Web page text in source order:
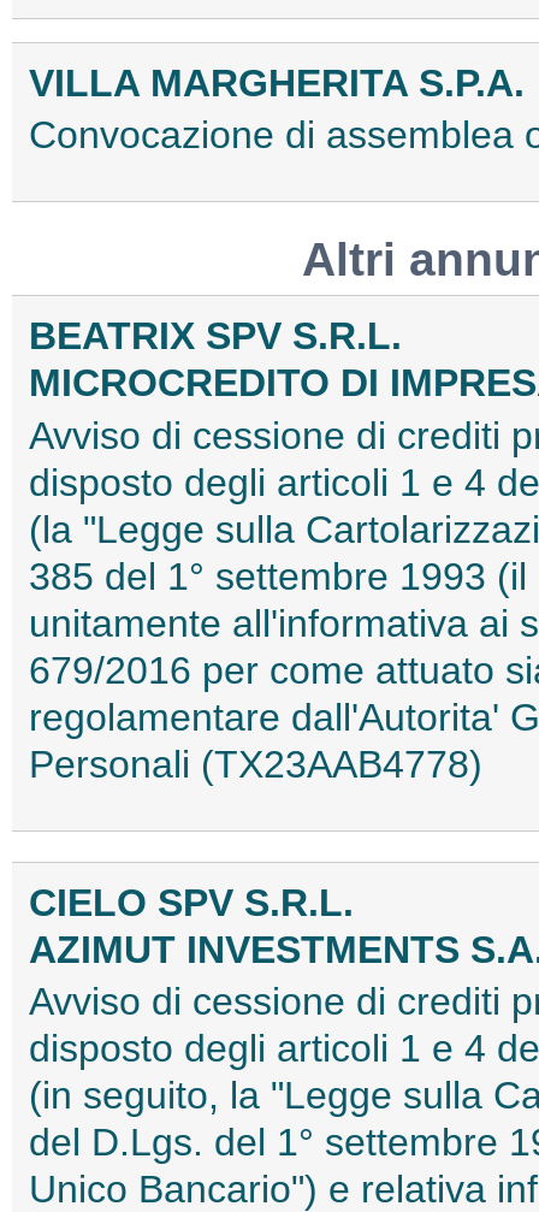
VILLA MARGHERITA S.P.A.
Convocazione di assemblea
Altri
BEATRIX SPV S.R.L.
MICROCREDITO DI
Avviso di cessione di crediti
disposto degli articoli 1 e 4
(la "Legge sulla
385 del 1° settembre 1993
unitamente all'informativa ai
679/2016 per come attuato
regolamentare dall'Autorita'
Personali (TX23AAB4778)
CIELO SPV S.R.L.
AZIMUT INVESTMENTS
Avviso di cessione di crediti
disposto degli articoli 1 e 4
(in seguito, la "Legge sulla
del D.Lgs. del 1° settembre
Unico Bancario") e relativa